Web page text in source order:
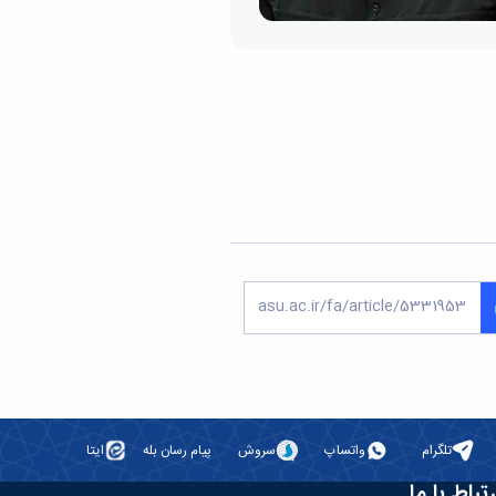
تلگرام واتساپ سروش پیام رسان بله ایتا